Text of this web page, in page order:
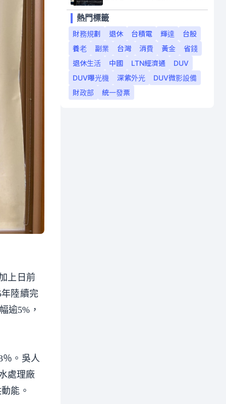
上日前
陸續完
逾5%，
％。吳人
處理廠
能。
熱門標籤
財務規劃
退休 台積電 輝達
台股
養老
副業 台灣 消費 黃金
省錢
退休生活
中國 LTN經濟通
DUV
DUV曝光機
深紫外光
DUV微影設備
財政部
統一發票